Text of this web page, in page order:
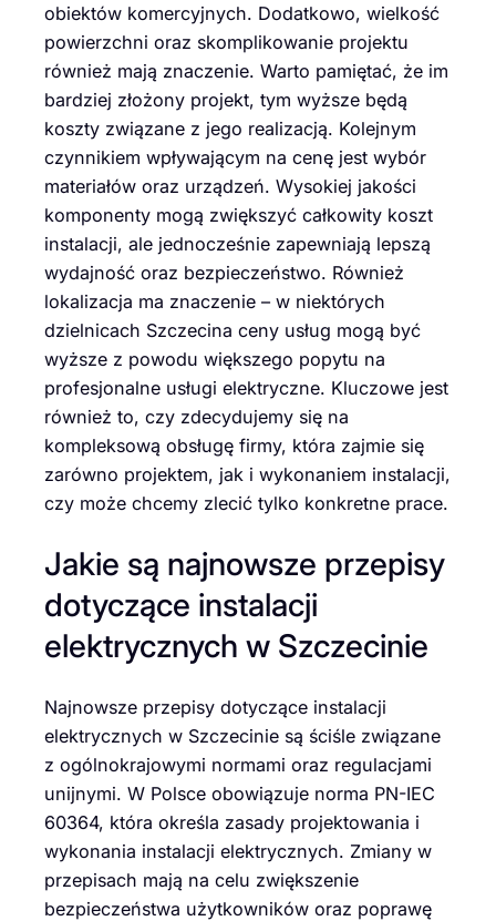
obiektów komercyjnych. Dodatkowo, wielkość
powierzchni oraz skomplikowanie projektu
również mają znaczenie. Warto pamiętać, że im
bardziej złożony projekt, tym wyższe będą
koszty związane z jego realizacją. Kolejnym
czynnikiem wpływającym na cenę jest wybór
materiałów oraz urządzeń. Wysokiej jakości
komponenty mogą zwiększyć całkowity koszt
instalacji, ale jednocześnie zapewniają lepszą
wydajność oraz bezpieczeństwo. Również
lokalizacja ma znaczenie – w niektórych
dzielnicach Szczecina ceny usług mogą być
wyższe z powodu większego popytu na
profesjonalne usługi elektryczne. Kluczowe jest
również to, czy zdecydujemy się na
kompleksową obsługę firmy, która zajmie się
zarówno projektem, jak i wykonaniem instalacji,
czy może chcemy zlecić tylko konkretne prace.
Jakie są najnowsze przepisy
dotyczące instalacji
elektrycznych w Szczecinie
Najnowsze przepisy dotyczące instalacji
elektrycznych w Szczecinie są ściśle związane
z ogólnokrajowymi normami oraz regulacjami
unijnymi. W Polsce obowiązuje norma PN-IEC
60364, która określa zasady projektowania i
wykonania instalacji elektrycznych. Zmiany w
przepisach mają na celu zwiększenie
bezpieczeństwa użytkowników oraz poprawę